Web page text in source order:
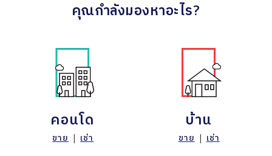
คุณกำลังมองหาอะไร?
คอนโด
ขาย | เช่า
บ้าน
ขาย | เช่า